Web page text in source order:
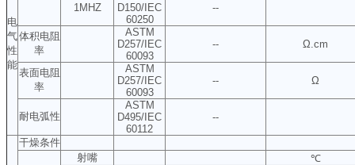
电
气
性
能
1MHZ
D150/IEC
60250
--
体积电阻
率
ASTM
D257/IEC
60093
-- Ω.cm
表面电阻
率
ASTM
D257/IEC
60093
-- Ω
耐电弧性
ASTM
D495/IEC
60112
--
干燥条件
射嘴
℃